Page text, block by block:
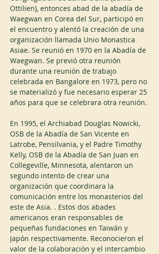
Ottilien), entonces abad de la abadía de
Waegwan en Corea del Sur, participó en
el encuentro y alentó la creación de una
organización llamada Unio Monastica
Asiae. Se reunió en 1970 en la Abadía de
Waegwan. Se previó otra reunión
durante una reunión de trabajo
celebrada en Bangalore en 1973, pero no
se materializó y fue necesario esperar 25
años para que se celebrara otra reunión.
En 1995, el Archiabad Douglas Nowicki,
OSB de la Abadía de San Vicente en
Latrobe, Pensilvania, y el Padre Timothy
Kelly, OSB de la Abadía de San Juan en
Collegeville, Minnesota, alentaron un
segundo intento de crear una
organización que coordinara la
comunicación entre los monasterios del
este de Asia. . Estos dos abades
americanos eran responsables de
pequeñas fundaciones en Taiwán y
Japón respectivamente. Reconocieron el
valor de la colaboración y el intercambio